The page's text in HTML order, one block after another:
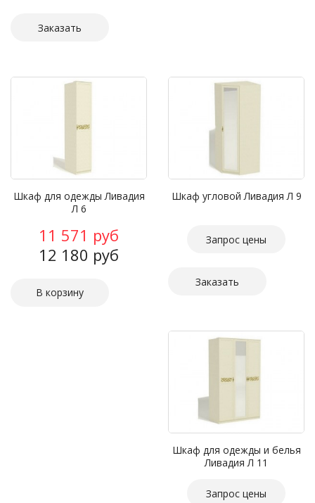
Заказать
Шкаф для одежды Ливадия
Л 6
11 571 руб
12 180 руб
Шкаф угловой Ливадия Л 9
Запрос цены
Заказать
Шкаф для одежды и белья
Ливадия Л 11
Запрос цены